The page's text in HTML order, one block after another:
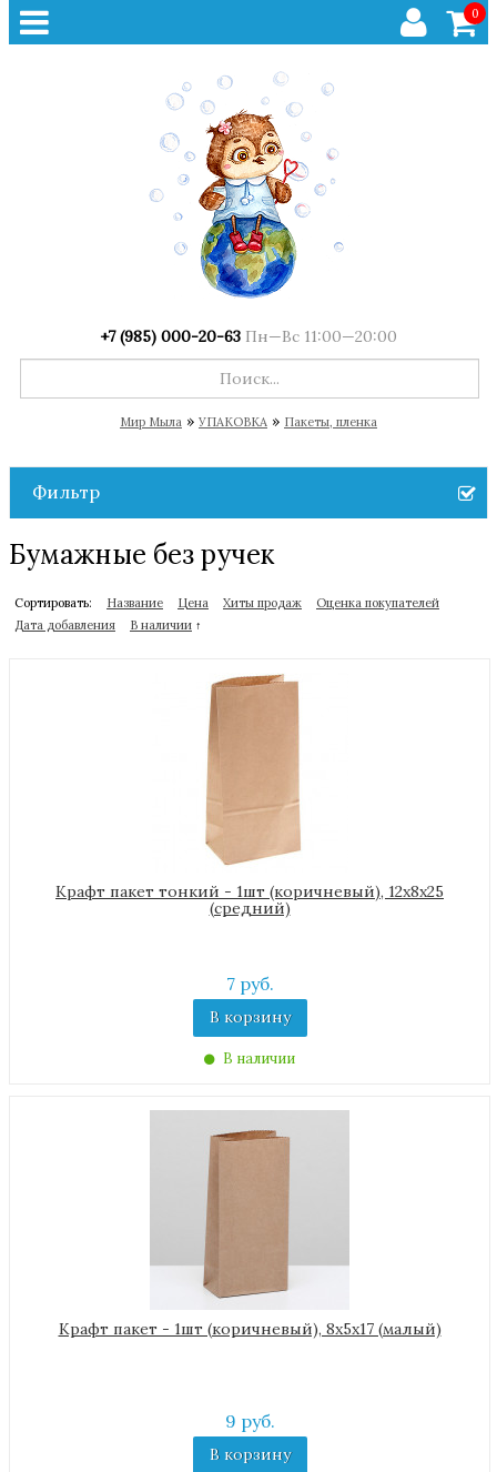
0
+7 (985) 000-20-63 Пн—Вс 11:00—20:00
Мир Мыла » УПАКОВКА » Пакеты, пленка
Фильтр
Бумажные без ручек
Сортировать: Название Цена Хиты продаж
Оценка покупателей
Дата добавления
В наличии ↑
Крафт пакет тонкий - 1шт (коричневый), 12х8х25
(средний)
7 руб.
В корзину
В наличии
Крафт пакет - 1шт (коричневый), 8х5х17 (малый)
9 руб.
В корзину